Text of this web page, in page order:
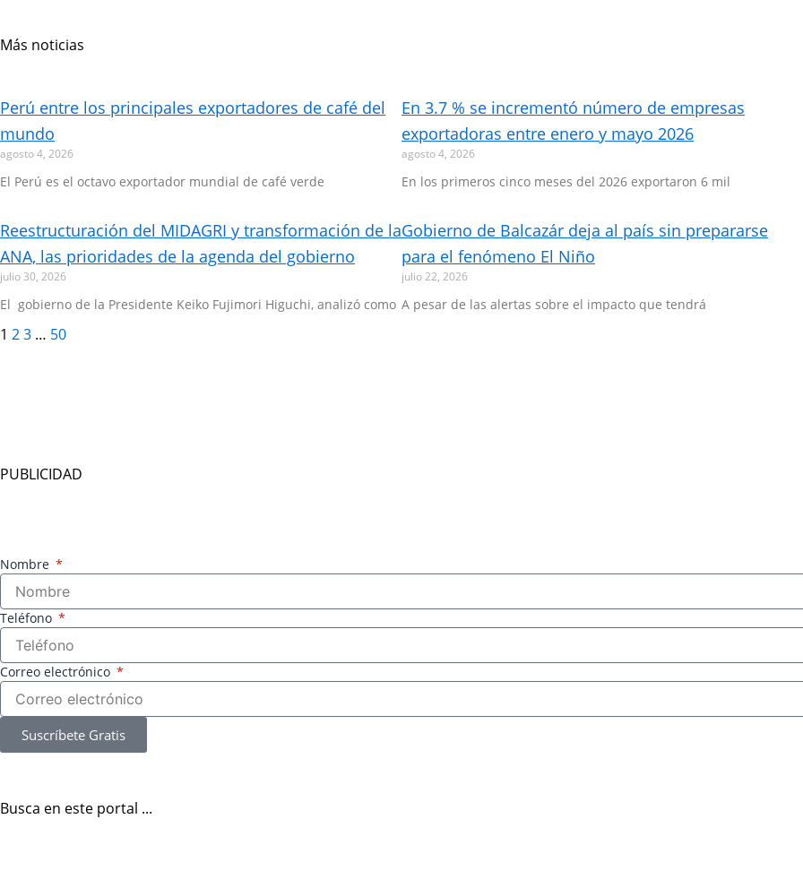
Más noticias
Perú entre los principales exportadores de café del
mundo
agosto 4, 2026
El Perú es el octavo exportador mundial de café verde
En 3.7 % se incrementó número de empresas
exportadoras entre enero y mayo 2026
agosto 4, 2026
En los primeros cinco meses del 2026 exportaron 6 mil
Reestructuración del MIDAGRI y transformación de la
ANA, las prioridades de la agenda del gobierno
julio 30, 2026
El gobierno de la Presidente Keiko Fujimori Higuchi, analizó como
Gobierno de Balcazár deja al país sin prepararse
para el fenómeno El Niño
julio 22, 2026
A pesar de las alertas sobre el impacto que tendrá
1 23 … 50
PUBLICIDAD
Nombre
Teléfono
Correo electrónico
Suscríbete Gratis
Busca en este portal ...